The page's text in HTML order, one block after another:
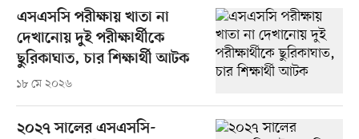
এসএসসি পরীক্ষায় খাতা না
দেখানোয় দুই পরীক্ষার্থীকে
ছুরিকাঘাত, চার শিক্ষার্থী আটক
১৮ মে ২০২৬
২০২৭ সালের এসএসসি-